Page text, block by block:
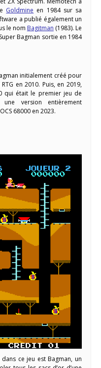
Goldmine en 1984 sur sa
a publié également un
le nom Bagitman (1983). Le
Bagman sortie en 1984
initialement créé pour
en 2010. Puis, en 2019,
qui était le premier jeu de
version entièrement
68000 en 2023.
ce jeu est Bagman, un